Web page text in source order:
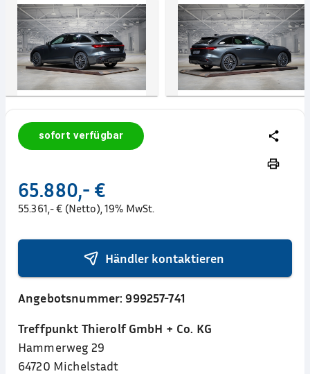
sofort verfügbar
65.880,- €
55.361,- € (Netto), 19% MwSt.
Händler kontaktieren
Angebotsnummer:999257-741
Treffpunkt Thierolf GmbH + Co. KG
Hammerweg 29
64720 Michelstadt